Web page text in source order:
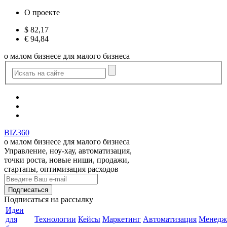
О проекте
$ 82,17
€ 94,84
о малом бизнесе для малого бизнеса
BIZ360
о малом бизнесе для малого бизнеса
Управление, ноу-хау, автоматизация,
точки роста, новые ниши, продажи,
стартапы, оптимизация расходов
Подписаться на рассылку
Идеи
для
Технологии Кейсы Маркетинг Автоматизация